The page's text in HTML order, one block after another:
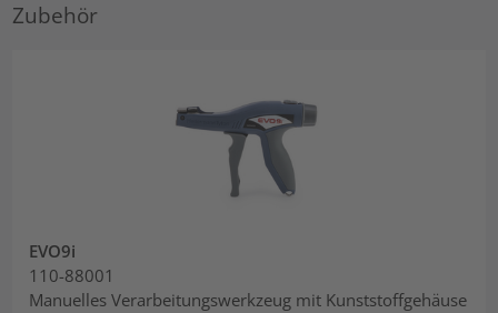
Zubehör
EVO9i
110-88001
Manuelles Verarbeitungswerkzeug mit Kunststoffgehäuse